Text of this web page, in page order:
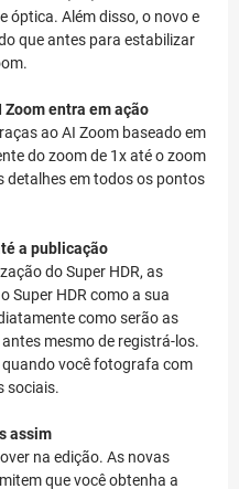
óptica. Além disso, o novo e
que antes para estabilizar
Zoom entra em ação
ao AI Zoom baseado em
do zoom de 1x até o zoom
detalhes em todos os pontos
a publicação
do Super HDR, as
Super HDR como a sua
como serão as
mesmo de registrá-los.
você fotografa com
sociais.
assim
na edição. As novas
que você obtenha a